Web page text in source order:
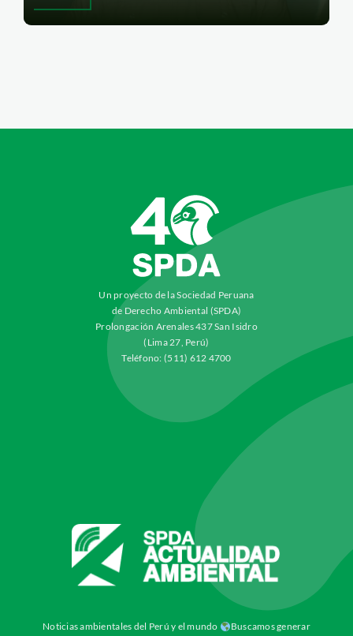
Un proyecto de la Sociedad Peruana
de Derecho Ambiental (SPDA)
Prolongación Arenales 437 San Isidro
(Lima 27, Perú)
Teléfono: (511) 612 4700
Noticias ambientales del Perú y el mundo Buscamos generar